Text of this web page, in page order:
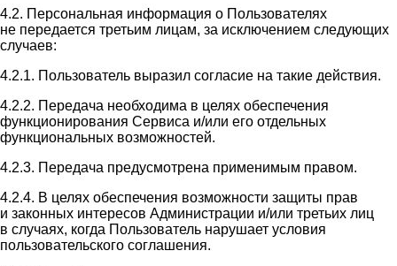
4.2. Персональная информация о Пользователях
не передается третьим лицам, за исключением следующих
случаев:
4.2.1. Пользователь выразил согласие на такие действия.
4.2.2. Передача необходима в целях обеспечения
функционирования Сервиса и/или его отдельных
функциональных возможностей.
4.2.3. Передача предусмотрена применимым правом.
4.2.4. В целях обеспечения возможности защиты прав
и законных интересов Администрации и/или третьих лиц
в случаях, когда Пользователь нарушает условия
пользовательского соглашения.